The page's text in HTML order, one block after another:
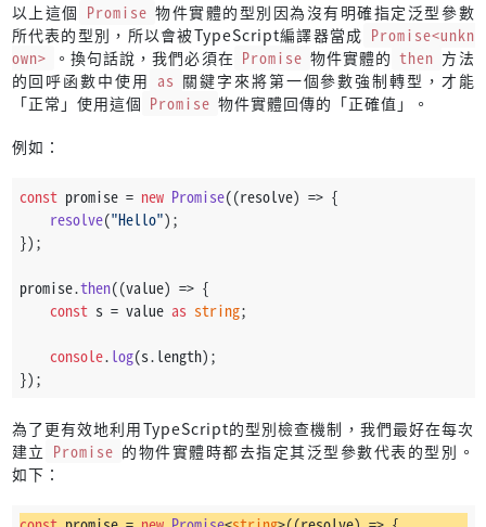
以上這個 Promise 物件實體的型別因為沒有明確指定泛型參數
所代表的型別，所以會被TypeScript編譯器當成 Promise<unkn
own>
。換句話說，我們必須在 Promise 物件實體的 then 方法
的回呼函數中使用 as 關鍵字來將第一個參數強制轉型，才能
「正常」使用這個 Promise 物件實體回傳的「正確值」。
例如：
const promise = new Promise((resolve) => {
resolve("Hello");
});
promise.then((value) => {
const s = value as string;
console. log(s. length);
});
為了更有效地利用TypeScript的型別檢查機制，我們最好在每次
建立 Promise 的物件實體時都去指定其泛型參數代表的型別。
如下：